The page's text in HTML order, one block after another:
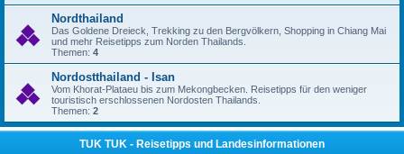
Nordthailand
Das Goldene Dreieck, Trekking zu den Bergvölkern, Shopping in Chiang Mai
und mehr Reisetipps zum Norden Thailands.
Themen: 4
Nordostthailand - Isan
Vom Khorat-Plataeu bis zum Mekongbecken. Reisetipps für den weniger
touristisch erschlossenen Nordosten Thailands.
Themen: 2
TUK TUK - Reisetipps und Landesinformationen